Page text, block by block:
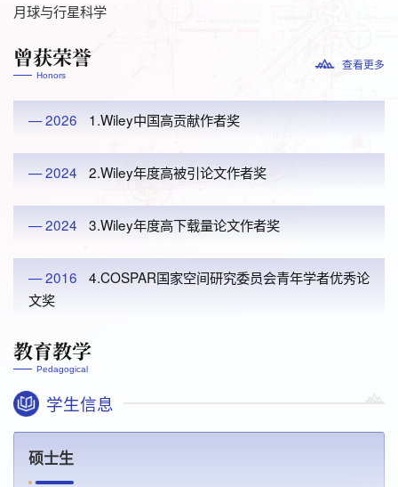
月球与行星科学
曾获荣誉
Honors
查看更多
— 2026 1.Wiley中国高贡献作者奖
— 2024 2.Wiley年度高被引论文作者奖
— 2024 3.Wiley年度高下载量论文作者奖
— 2016
4.COSPAR国家空间研究委员会青年学者优秀论
文奖
教育教学
Pedagogical
学生信息
硕士生